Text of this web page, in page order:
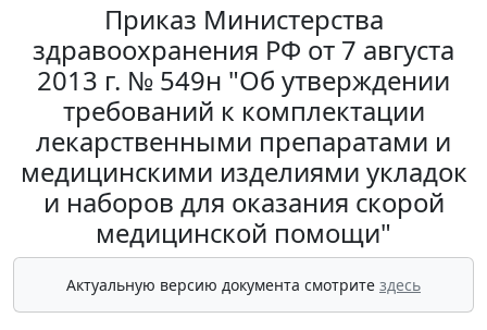
Приказ Министерства
здравоохранения РФ от 7 августа
2013 г. № 549н "Об утверждении
требований к комплектации
лекарственными препаратами и
медицинскими изделиями укладок
и наборов для оказания скорой
медицинской помощи"
Актуальную версию документа смотрите здесь